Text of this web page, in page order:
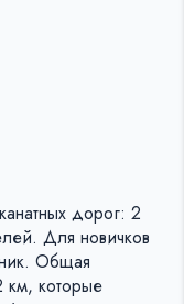
дорог: 2
Для новичков
Общая
км, которые